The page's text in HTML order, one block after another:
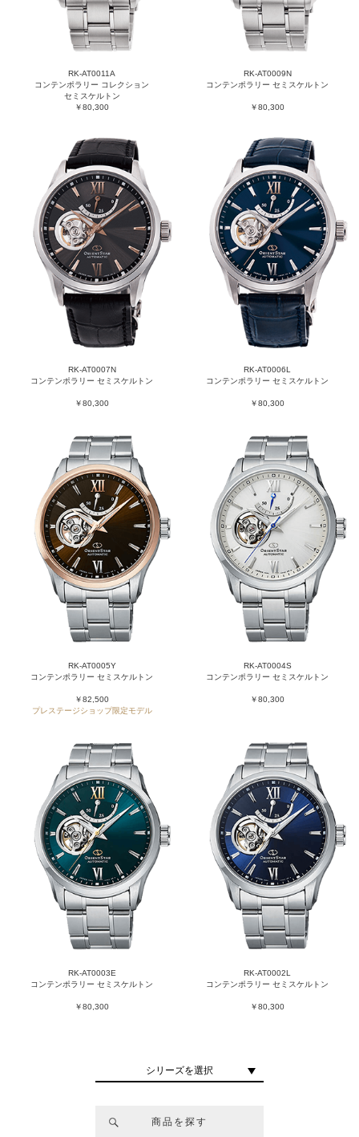
RK-AT0011A
コンテンポラリー コレクション
セミスケルトン
￥80,300
RK-AT0009N
コンテンポラリー セミスケルトン
￥80,300
RK-AT0007N
コンテンポラリー セミスケルトン
￥80,300
RK-AT0006L
コンテンポラリー セミスケルトン
￥80,300
RK-AT0005Y
コンテンポラリー セミスケルトン
￥82,500
プレステージショップ限定モデル
RK-AT0004S
コンテンポラリー セミスケルトン
￥80,300
RK-AT0003E
コンテンポラリー セミスケルトン
￥80,300
RK-AT0002L
コンテンポラリー セミスケルトン
￥80,300
シリーズを選択
商品を探す